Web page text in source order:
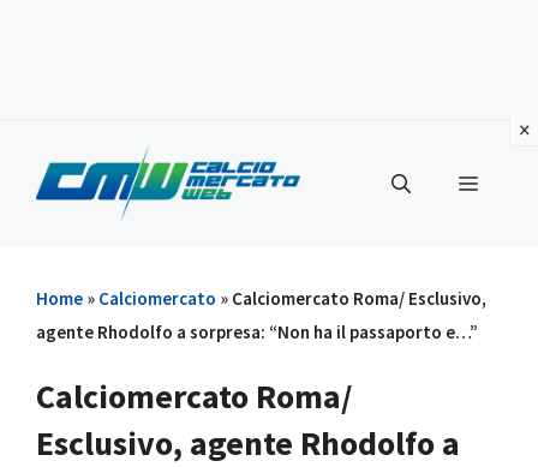
contenuto
Menu
Home » Calciomercato » Calciomercato Roma/ Esclusivo,
agente Rhodolfo a sorpresa: “Non ha il passaporto e…”
Calciomercato Roma/
Esclusivo, agente Rhodolfo a